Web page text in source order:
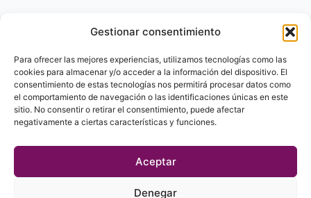
Gestionar consentimiento
Para ofrecer las mejores experiencias, utilizamos tecnologías como las
cookies para almacenar y/o acceder a la información del dispositivo. El
consentimiento de estas tecnologías nos permitirá procesar datos como
el comportamiento de navegación o las identificaciones únicas en este
sitio. No consentir o retirar el consentimiento, puede afectar
negativamente a ciertas características y funciones.
Aceptar
Denegar
Aviso Legal
Política de privacidad
Política de Cookies
Contacto